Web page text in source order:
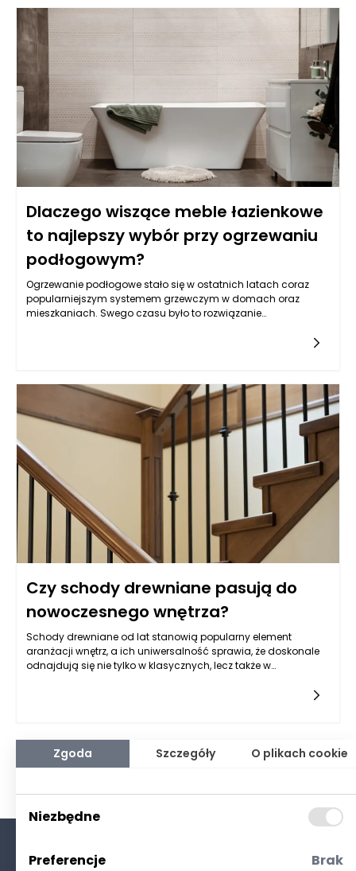
modyfikacji genetycznych komórek nowotworowych, co w
efekcie może zmniejszać potrzebę stosowania tradycyjnych
terapii, takich jak chemioterapia. Decyzje podejmowane w
kontekście onkologii w Warszawie często uwzględniają
możliwości podejścia do leczenia, które są bardziej precyzyjne
i zindywidualizowane. Dzięki temu leczenie onkologiczne w
Warszawie staje się bardziej skuteczne, a zarazem mniej
obciążające dla pacjentów. Rozwój wiedzy oraz innowacyjne
podejścia są kluczowe w walce z nowotworami, co pomaga
osiągać lepsze wyniki terapeutyczne przy mniejszych
skutkach ubocznych.
Dlaczego wiszące meble łazienkowe
to najlepszy wybór przy ogrzewaniu
podłogowym?
Ogrzewanie podłogowe stało się w ostatnich latach coraz
popularniejszym systemem grzewczym w domach oraz
mieszkaniach. Swego czasu było to rozwiązanie
jednak urządzając łazienkę z tego typu ogrzewaniem, warto
kluczowych aspektów, jakie trzeba wziąć pod uwagę, są
meble łazienkowe. Wybór odpowiednich mebli ma ogromne
znaczenie nie tylko w kontekście estetyki, ale również
funkcjonalności wnętrza, a wiszące meble łazienkowe stają
się coraz popularniejszym rozwiązaniem, szczególnie w
kontekście ogrzewania podłogowego.
Czy schody drewniane pasują do
nowoczesnego wnętrza?
Schody drewniane od lat stanowią popularny element
aranżacji wnętrz, a ich uniwersalność sprawia, że doskonale
odnajdują się nie tylko w klasycznych, lecz także w
chętniej wybieranych rozwiązań w regionie – inwestorzy
dostrzegają w nich nie tylko walory użytkowe, ale również
potencjał estetyczny. Wnętrza zaprojektowane z myślą o
przyjazne dzięki naturalnym materiałom, takim jak drewno,
które nadaje przestrzeni charakter i elegancję.
Zgoda Szczegóły O plikach cookie
Niezbędne
Preferencje Brak